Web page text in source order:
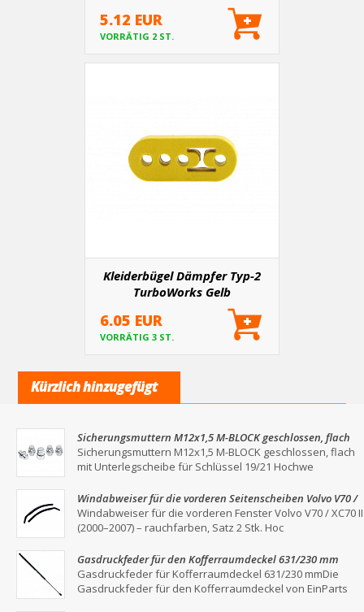
5.12 EUR
VORRÄTIG 2 ST.
Kleiderbügel Dämpfer Typ-2
TurboWorks Gelb
6.05 EUR
VORRÄTIG 3 ST.
Kürzlich hinzugefügt
Sicherungsmuttern M12x1,5 M-BLOCK geschlossen, flach
mit Unterlegscheibe für Schlüssel 19/21
Sicherungsmuttern M12x1,5 M-BLOCK geschlossen, flach
mit Unterlegscheibe für Schlüssel 19/21 Hochwe
Windabweiser für die vorderen Seitenscheiben Volvo V70 /
XC70 II (2000–2007) – Rauchgrau, 2er-Set
Windabweiser für die vorderen Fenster Volvo V70 / XC70 II
(2000–2007) – rauchfarben, Satz 2 Stk. Hoc
Gasdruckfeder für den Kofferraumdeckel 631/230 mm
Gasdruckfeder für Kofferraumdeckel 631/230 mmDie
Gasdruckfeder für den Kofferraumdeckel von EinParts